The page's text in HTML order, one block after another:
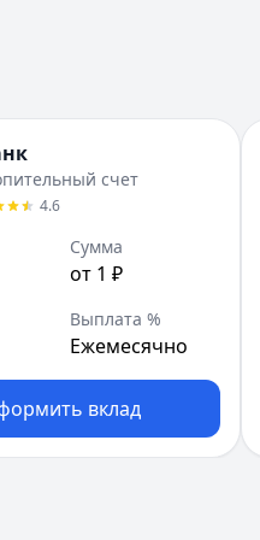
счет
4.6
Сумма
от 1 ₽
Выплата %
Ежемесячно
вклад